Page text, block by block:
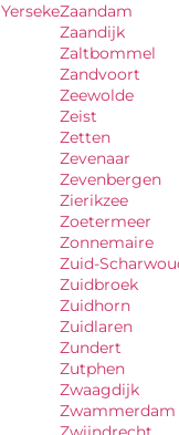
YersekeZaandam
Zaandijk
Zaltbommel
Zandvoort
Zeewolde
Zeist
Zetten
Zevenaar
Zevenbergen
Zierikzee
Zoetermeer
Zonnemaire
Zuid-
Zuidbroek
Zuidhorn
Zuidlaren
Zundert
Zutphen
Zwaagdijk
Zwammerdam